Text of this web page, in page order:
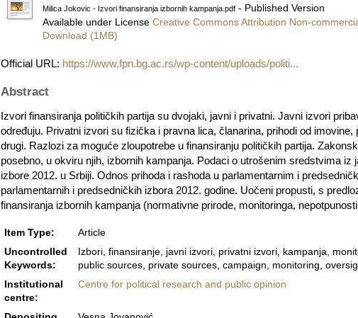
Milica Jokovic - Izvori finansiranja izbornih kampanja.pdf - Published Version
Available under License Creative Commons Attribution Non-
Download (1MB)
Official URL: https://www.fpn.bg.ac.rs/wp-content/uploads/politi...
Abstract
Izvori finansiranja političkih partija su dvojaki, javni i privatni. Javni izvori
određuju. Privatni izvori su fizička i pravna lica, članarina, prihodi od
drugi. Razlozi za moguće zloupotrebe u finansiranju političkih partija.
posebno, u okviru njih, izbornih kampanja. Podaci o utrošenim sredstvima
izbore 2012. u Srbiji. Odnos prihoda i rashoda u parlamentarnim i
parlamentarnih i predsedničkih izbora 2012. godine. Uočeni propusti, s
finansiranja izbornih kampanja (normativne prirode, monitoringa,
Item Type:
Article
Uncontrolled
Keywords:
Izbori, finansiranje, javni izvori, privatni izvori, kampanja,
public sources, private sources, campaign, monitoring,
Institutional
centre:
Centre for political research and public opinion